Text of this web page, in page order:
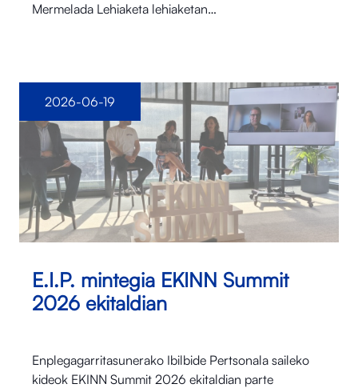
Mermelada Lehiaketa lehiaketan…
E.I.P. mintegia EKINN Summit
2026 ekitaldian
Enplegagarritasunerako Ibilbide Pertsonala saileko
kideok EKINN Summit 2026 ekitaldian parte
2026-06-19